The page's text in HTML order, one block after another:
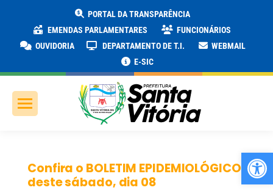
PORTAL DA TRANSPARÊNCIA
EMENDAS PARLAMENTARES
FUNCIONÁRIOS
OUVIDORIA
DEPARTAMENTO DE T.I.
WEBMAIL
E-SIC
Confira o BOLETIM EPIDEMIOLÓGICO
deste sábado, dia 08